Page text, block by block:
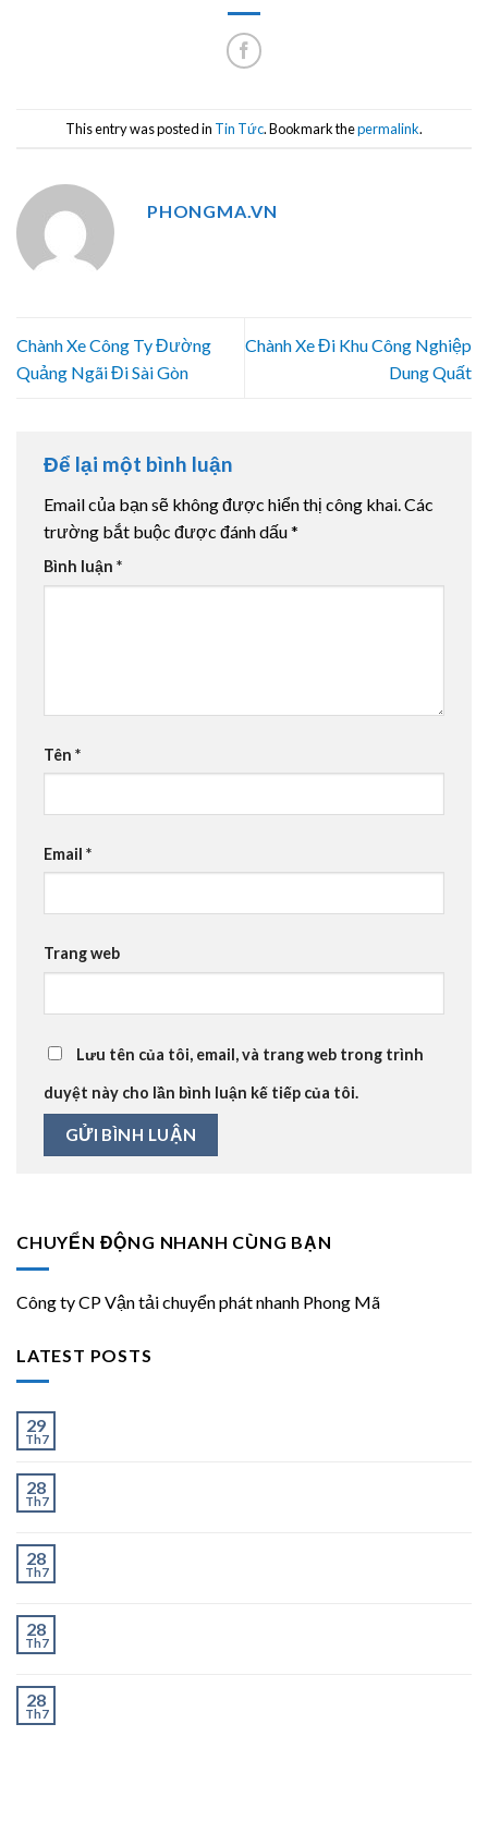
This entry was posted in Tin Tức. Bookmark thepermalink.
PHONGMA.VN
Chành Xe Công Ty Đường
Quảng Ngãi Đi Sài Gòn
Chành Xe Đi Khu Công Nghiệp
Dung Quất
Để lại một bình luận
Email của bạn sẽ không được hiển thị công khai.Các
trường bắt buộc được đánh dấu*
Bình luận *
Tên *
Email *
Trang web
Lưu tên của tôi, email, và trang web trong trình
duyệt này cho lần bình luận kế tiếp của tôi.
CHUYỂN ĐỘNG NHANH CÙNG BẠN
Công ty CP Vận tải chuyển phát nhanh Phong Mã
LATEST POSTS
29
Th7
28
Th7
28
Th7
28
Th7
28
Th7